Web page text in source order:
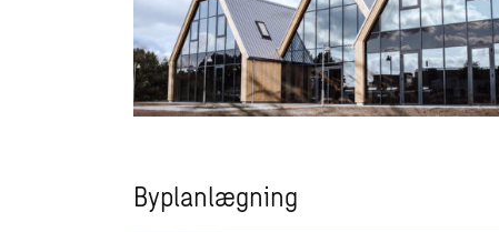
Byplanlægning